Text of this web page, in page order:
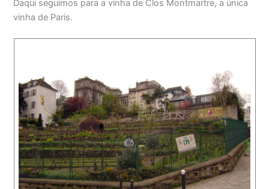
Daqui seguimos para a vinha de Clos Montmartre, a única
vinha de Paris.